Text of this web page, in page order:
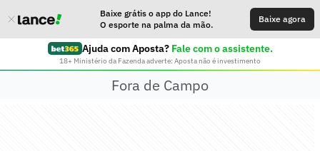
Baixe grátis o app do Lance!
O esporte na palma da mão.
Baixe agora
Ajuda com Aposta? Fale com o assistente.
18+ Ministério da Fazenda adverte: Aposta não é investimento
Fora de Campo